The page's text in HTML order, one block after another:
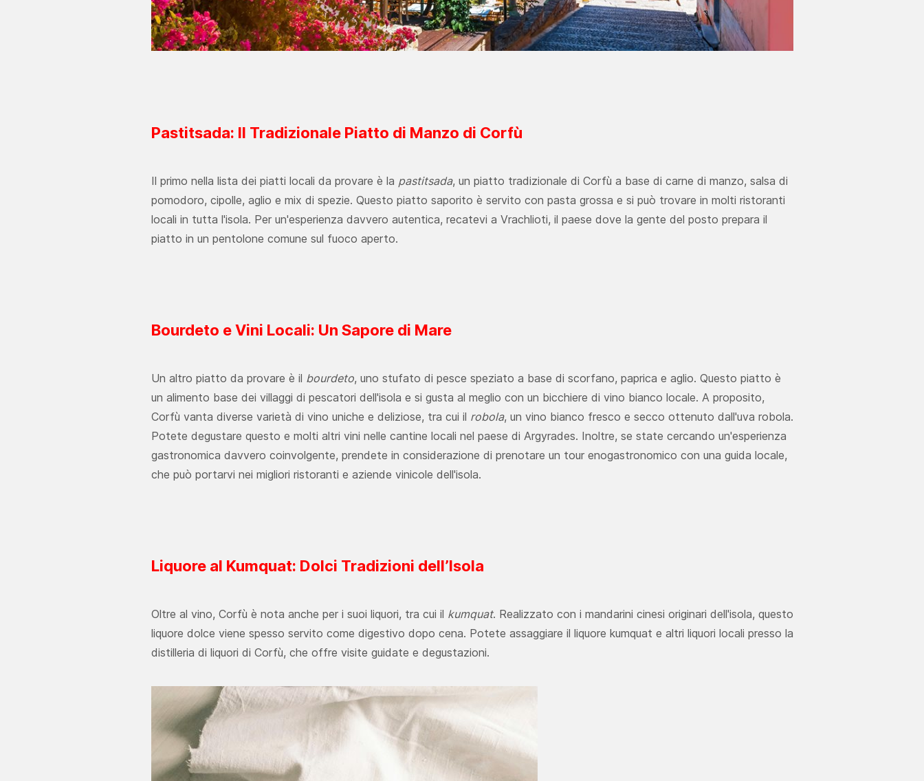
Pastitsada: Il Tradizionale Piatto di Manzo di Corfù
Il primo nella lista dei piatti locali da provare è la pastitsada, un piatto tradizionale di Corfù a base di carne di manzo, salsa di
pomodoro, cipolle, aglio e mix di spezie. Questo piatto saporito è servito con pasta grossa e si può trovare in molti ristoranti
locali in tutta l'isola. Per un'esperienza davvero autentica, recatevi a Vrachlioti, il paese dove la gente del posto prepara il
piatto in un pentolone comune sul fuoco aperto.
Bourdeto e Vini Locali: Un Sapore di Mare
Un altro piatto da provare è il bourdeto, uno stufato di pesce speziato a base di scorfano, paprica e aglio. Questo piatto è
un alimento base dei villaggi di pescatori dell'isola e si gusta al meglio con un bicchiere di vino bianco locale. A proposito,
Corfù vanta diverse varietà di vino uniche e deliziose, tra cui il robola, un vino bianco fresco e secco ottenuto dall'uva robola.
Potete degustare questo e molti altri vini nelle cantine locali nel paese di Argyrades. Inoltre, se state cercando un'esperienza
gastronomica davvero coinvolgente, prendete in considerazione di prenotare un tour enogastronomico con una guida locale,
che può portarvi nei migliori ristoranti e aziende vinicole dell'isola.
Liquore al Kumquat: Dolci Tradizioni dell’Isola
Oltre al vino, Corfù è nota anche per i suoi liquori, tra cui il kumquat. Realizzato con i mandarini cinesi originari dell'isola, questo
liquore dolce viene spesso servito come digestivo dopo cena. Potete assaggiare il liquore kumquat e altri liquori locali presso la
distilleria di liquori di Corfù, che offre visite guidate e degustazioni.